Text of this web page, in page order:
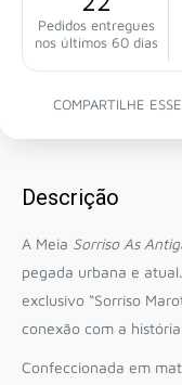
Pedidos entregues
nos últimos 60 dias
COMPARTILHE
Descrição
A Meia Sorriso As
pegada urbana e
exclusivo “Sorriso
conexão com a
Confeccionada em